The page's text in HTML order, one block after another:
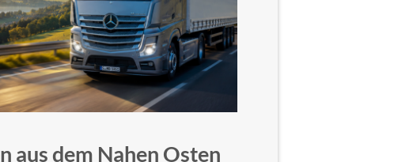
aus dem Nahen Osten